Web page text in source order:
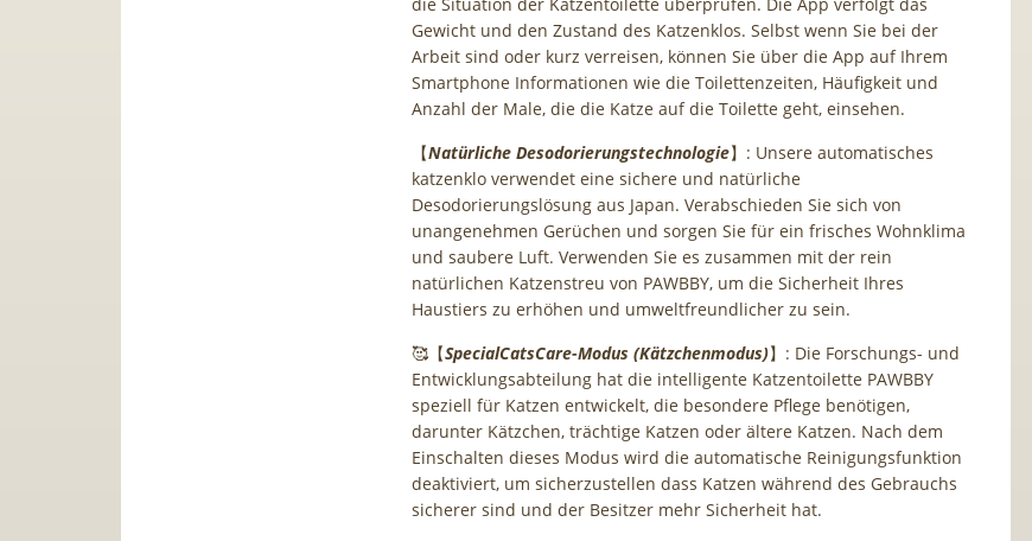
Gewicht und den Zustand des Katzenklos. Selbst wenn Sie bei der
Arbeit sind oder kurz verreisen, können Sie über die App auf Ihrem
Smartphone Informationen wie die Toilettenzeiten, Häufigkeit und
Anzahl der Male, die die Katze auf die Toilette geht, einsehen.
【Natürliche Desodorierungstechnologie】: Unsere automatisches
katzenklo verwendet eine sichere und natürliche
Desodorierungslösung aus Japan. Verabschieden Sie sich von
unangenehmen Gerüchen und sorgen Sie für ein frisches Wohnklima
und saubere Luft. Verwenden Sie es zusammen mit der rein
natürlichen Katzenstreu von PAWBBY, um die Sicherheit Ihres
Haustiers zu erhöhen und umweltfreundlicher zu sein.
🥰【SpecialCatsCare-Modus (Kätzchenmodus)】: Die Forschungs- und
Entwicklungsabteilung hat die intelligente Katzentoilette PAWBBY
speziell für Katzen entwickelt, die besondere Pflege benötigen,
darunter Kätzchen, trächtige Katzen oder ältere Katzen. Nach dem
Einschalten dieses Modus wird die automatische Reinigungsfunktion
deaktiviert, um sicherzustellen dass Katzen während des Gebrauchs
sicherer sind und der Besitzer mehr Sicherheit hat.